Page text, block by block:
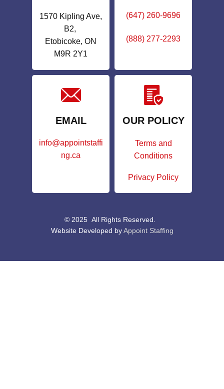
1570 Kipling Ave,
B2,
Etobicoke, ON
M9R 2Y1
(647) 260-9696
(888) 277-2293
EMAIL
info@appointstaffi
ng.ca
OUR POLICY
Terms and
Conditions
Privacy Policy
© 2025 All Rights Reserved.
Website Developed byAppoint Staffing